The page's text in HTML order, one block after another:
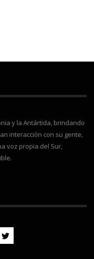
y la Antártida, brindando
interacción con su gente,
voz propia del Sur,